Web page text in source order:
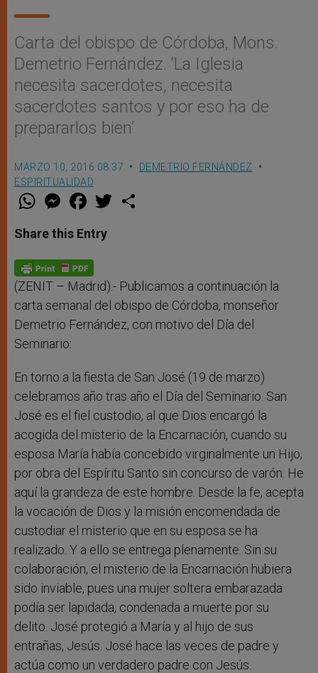
Carta del obispo de Córdoba, Mons.
Demetrio Fernández. ‘La Iglesia
necesita sacerdotes, necesita
sacerdotes santos y por eso ha de
prepararlos bien’
MARZO 10, 2016 08:37
DEMETRIO FERNÁNDEZ
ESPIRITUALIDAD
W
t
s
p
p
M
e
s
e
g
e
F
a
e
b
o
k
w
Share this Entry
(ZENIT – Madrid).- Publicamos a continuación la
carta semanal del obispo de Córdoba, monseñor
Demetrio Fernández, con motivo del Día del
Seminario:
En torno a la fiesta de San José (19 de marzo)
celebramos año tras año el Día del Seminario. San
José es el fiel custodio, al que Dios encargó la
acogida del misterio de la Encarnación, cuando su
esposa María había concebido virginalmente un Hijo,
por obra del Espíritu Santo sin concurso de varón. He
aquí la grandeza de este hombre. Desde la fe, acepta
la vocación de Dios y la misión encomendada de
custodiar el misterio que en su esposa se ha
realizado. Y a ello se entrega plenamente. Sin su
colaboración, el misterio de la Encarnación hubiera
sido inviable, pues una mujer soltera embarazada
podía ser lapidada, condenada a muerte por su
delito. José protegió a María y al hijo de sus
entrañas, Jesús. José hace las veces de padre y
actúa como un verdadero padre con Jesús.